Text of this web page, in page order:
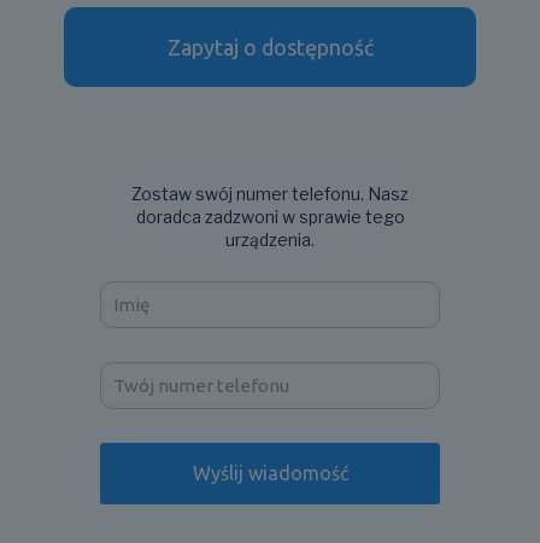
Zapytaj o dostępność
Zostaw swój numer telefonu. Nasz
doradca zadzwoni w sprawie tego
urządzenia.